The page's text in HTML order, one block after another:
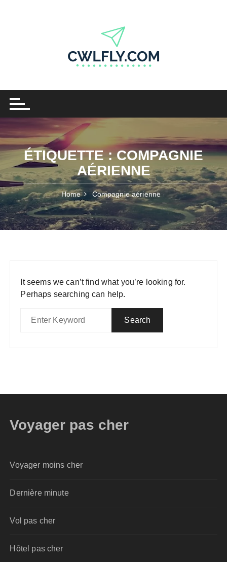
ÉTIQUETTE :COMPAGNIE
AÉRIENNE
Home Compagnie aérienne
It seems we can’t find what you’re looking for.
Perhaps searching can help.
Voyager pas cher
Voyager moins cher
Dernière minute
Vol pas cher
Hôtel pas cher